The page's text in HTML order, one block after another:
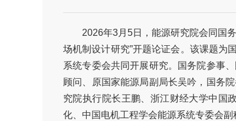
2026年3月5日，能源研究院会同国
场机制设计研究”开题论证会。该课题为
系统专委会共同开展研究。国务院参事
顾问、原国家能源局副局长吴吟，国务
究院执行院长王鹏、浙江财经大学中国
化、中国电机工程学会能源系统专委会